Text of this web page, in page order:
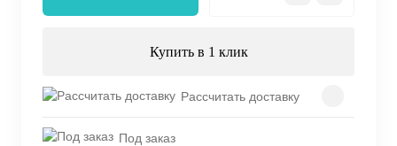
Купить в 1 клик
Рассчитать доставку
Под заказ